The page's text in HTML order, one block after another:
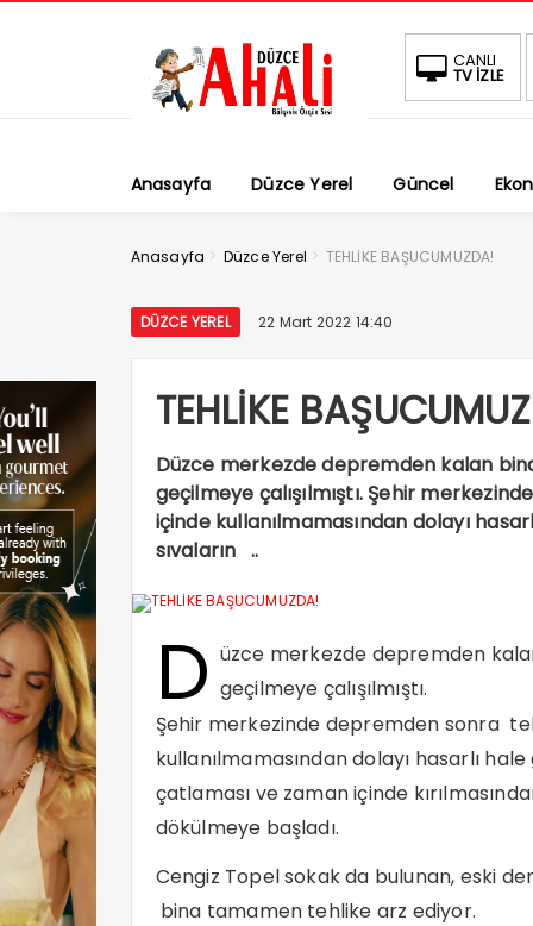
CANLI
TV İZLE
Anasayfa Düzce Yerel Güncel
Anasayfa > Düzce Yerel > TEHLİKE BAŞUCUMUZDA!
DÜZCE YEREL 22 Mart 2022 14:40
TEHLİKE
Düzce merkezde depremden kalan
geçilmeye çalışılmıştı. Şehir
içinde kullanılmamasından dolayı
sıvaların ..
D üzce merkezde depremden
geçilmeye çalışılmıştı.
Şehir merkezinde depremden sonra
kullanılmamasından dolayı hasarlı
çatlaması ve zaman içinde
dökülmeye başladı.
Cengiz Topel sokak da bulunan, eski
bina tamamen tehlike arz ediyor.